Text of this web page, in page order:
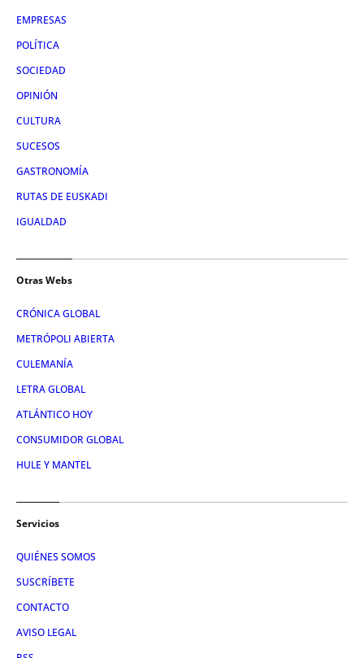
EMPRESAS
POLÍTICA
SOCIEDAD
OPINIÓN
CULTURA
SUCESOS
GASTRONOMÍA
RUTAS DE EUSKADI
IGUALDAD
Otras Webs
CRÓNICA GLOBAL
METRÓPOLI ABIERTA
CULEMANÍA
LETRA GLOBAL
ATLÁNTICO HOY
CONSUMIDOR GLOBAL
HULE Y MANTEL
Servicios
QUIÉNES SOMOS
SUSCRÍBETE
CONTACTO
AVISO LEGAL